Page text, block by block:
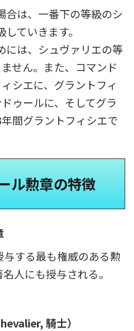
合は、一番下の等級のシ
ていきます。
には、シュヴァリエの等
せん。また、コマンド
シエに、グラントフィ
ゥールに、そしてグラ
間グラントフィシエで
ル勲章の特徴
する最も権威のある勲
人にも授与される。
騎士）